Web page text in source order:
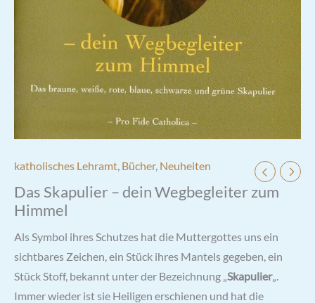
katholisches Lehramt, Bücher, Neuheiten
Das Skapulier – dein Wegbegleiter zum
Himmel
Als Symbol ihres Schutzes hat die Muttergottes uns ein
sichtbares Zeichen, ein Stück ihres Mantels gegeben, ein
Stück Stoff, bekannt unter der Bezeichnung „ Skapulier„.
Immer wieder ist sie Heiligen erschienen und hat die